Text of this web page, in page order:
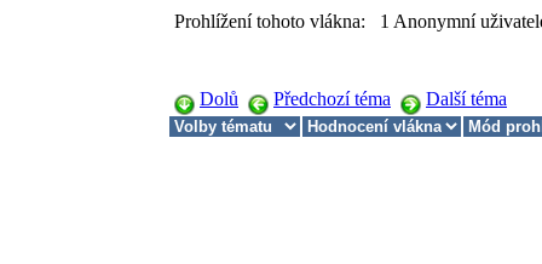
Prohlížení tohoto vlákna: 1 Anonymní
Dolů Předchozí téma Další téma